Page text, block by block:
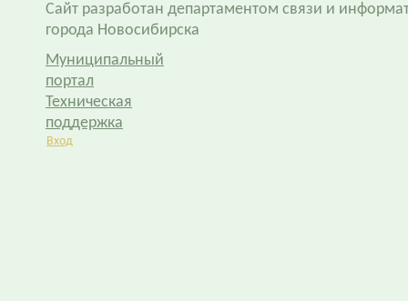
Сайт разработан департаментом связи и
города Новосибирска
Муниципальный
портал
Техническая
поддержка
Вход